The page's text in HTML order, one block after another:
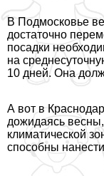
В Подмосковье
достаточно
посадки
на
10 дней. Она
А вот в
дожидаясь
климатической
способны